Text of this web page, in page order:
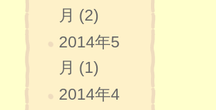
月 (2)
2014年5
月 (1)
2014年4